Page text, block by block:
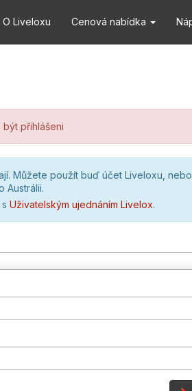
O Liveloxu Cenová nabídka
být přihlášeni
Můžete použít buď účet Liveloxu,
Austrálii.
Uživatelským ujednáním Livelox.